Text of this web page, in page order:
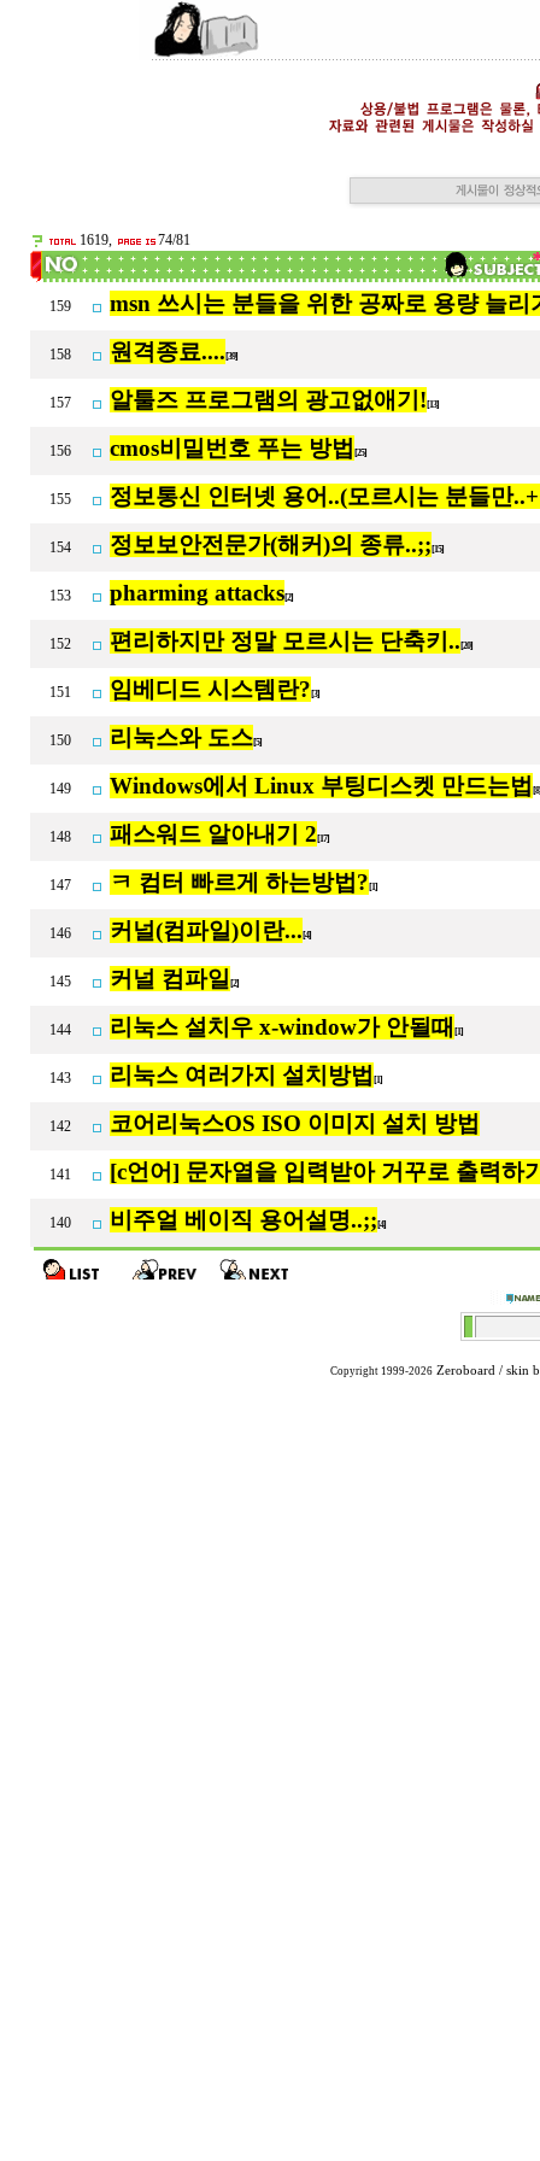
1619, 74/81
159 msn 쓰시는 분들을 위한 공짜로 용량 늘리
158 원격종료.... [39]
157 알툴즈 프로그램의 광고없애기! [13]
156 cmos비밀번호 푸는 방법 [25]
155 정보통신 인터넷 용어..(모르시는 분들만
154 정보보안전문가(해커)의 종류..;; [15]
153 pharming attacks[2]
152 편리하지만 정말 모르시는 단축키.. [20]
151 임베디드 시스템란? [3]
150 리눅스와 도스[5]
149 Windows에서 Linux 부팅디스켓 만드는법
148 패스워드 알아내기 2 [17]
147 ㅋ 컴터 빠르게 하는방법? [1]
146 커널(컴파일)이란... [4]
145 커널 컴파일 [2]
144 리눅스 설치우 x-window가 안될때 [1]
143 리눅스 여러가지 설치방법 [1]
142 코어리눅스OS ISO 이미지 설치 방법
141 [c언어] 문자열을 입력받아 거꾸로 출력하
140 비주얼 베이직 용어설명..;; [4]
Copyright 1999-2026 Zeroboard / skin